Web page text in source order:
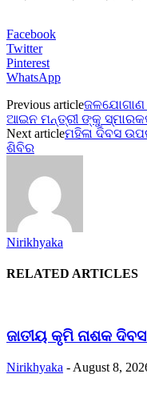
Facebook
Twitter
Pinterest
WhatsApp
Previous articleଜଳଯୋଗାଣ
ଆଇନ ମନ୍ତ୍ରୀ ଙ୍କୁ
Next articleମହିଳା ଦିବସ
ଶିବିର
Nirikhyaka
RELATED ARTICLES
ଜାତୀୟ କୃମି ନାଶକ
Nirikhyaka - August 8,